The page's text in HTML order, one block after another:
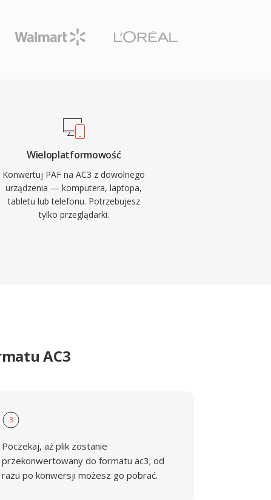
Wieloplatformowość
Konwertuj PAF na AC3 z dowolnego
urządzenia — komputera, laptopa,
tabletu lub telefonu. Potrzebujesz
tylko przeglądarki.
AC3
3
Poczekaj, aż plik zostanie
przekonwertowany do formatu ac3; od
razu po konwersji możesz go pobrać.